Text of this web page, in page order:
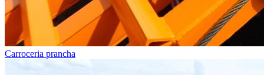
Carroceria prancha